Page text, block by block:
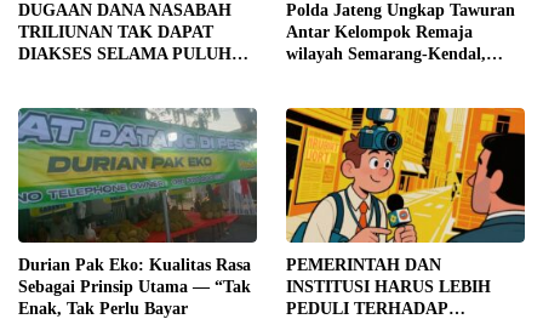
DUGAAN DANA NASABAH
TRILIUNAN TAK DAPAT
DIAKSES SELAMA PULUHAN
TRANSPARANSI DAN
PEMERIKSAAN
MENYELURUH
Polda Jateng Ungkap Tawuran
Antar Kelompok Remaja
wilayah Semarang-Kendal,
Durian Pak Eko: Kualitas Rasa
Sebagai Prinsip Utama — “Tak
Enak, Tak Perlu Bayar
PEMERINTAH DAN
INSTITUSI HARUS LEBIH
PEDULI TERHADAP